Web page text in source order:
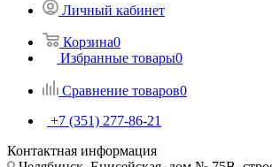
Личный кабинет
Корзина0
Избранные товары0
Сравнение товаров0
+7 (351) 277-86-21
Контактная информация